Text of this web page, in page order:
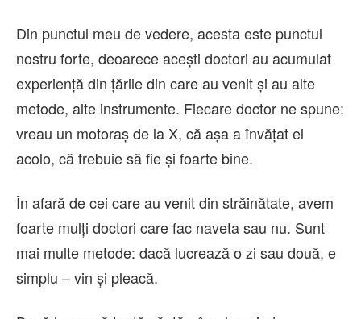
Din punctul meu de vedere, acesta este punctul
nostru forte, deoarece acești doctori au acumulat
experiență din țările din care au venit și au alte
metode, alte instrumente. Fiecare doctor ne spune:
vreau un motoraș de la X, că așa a învățat el
acolo, că trebuie să fie și foarte bine.
În afară de cei care au venit din străinătate, avem
foarte mulți doctori care fac naveta sau nu. Sunt
mai multe metode: dacă lucrează o zi sau două, e
simplu – vin și pleacă.